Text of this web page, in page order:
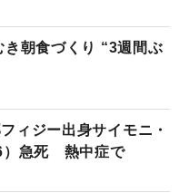
朝食づくり “3週間ぶ
ィジー出身サイモニ・
）急死 熱中症で